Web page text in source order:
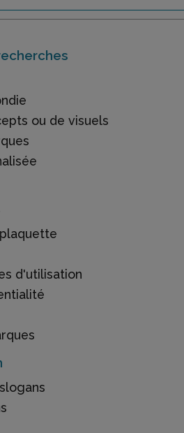
ou de visuels
d'utilisation